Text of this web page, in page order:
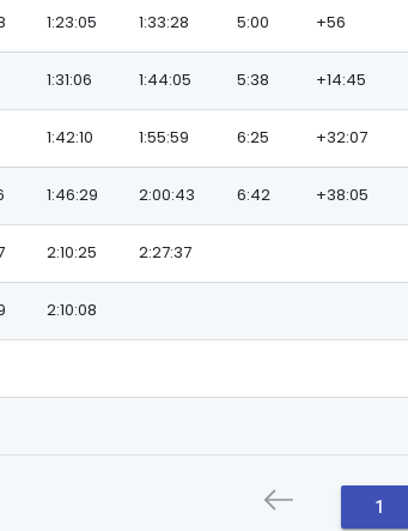
1:23:05 1:33:28 5:00 +56
1:31:06 1:44:05 5:38 +14:45
1:42:10 1:55:59 6:25 +32:07
1:46:29 2:00:43 6:42 +38:05
2:10:25 2:27:37
2:10:08
1